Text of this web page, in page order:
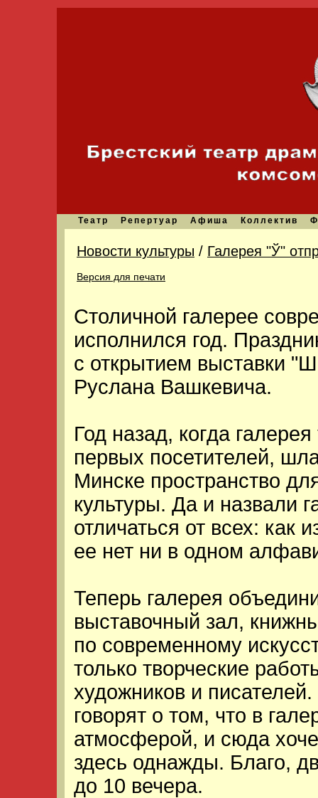
Театр Репертуар Афиша Коллектив
Новости культуры / Галерея "Ў"
Версия для печати
Столичной галерее
исполнился год.
с открытием выставки
Руслана Вашкевича.
Год назад, когда
первых посетителей,
Минске пространство
культуры. Да и назвали
отличаться от всех: как
ее нет ни в одном
Теперь галерея
выставочный зал,
по современному
только творческие
художников и
говорят о том, что в
атмосферой, и сюда
здесь однажды. Благо,
до 10 вечера.